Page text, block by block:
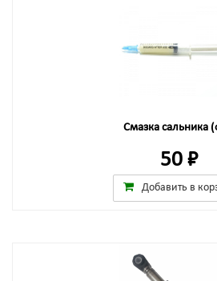
Смазка сальника
50 ₽
Добавить в